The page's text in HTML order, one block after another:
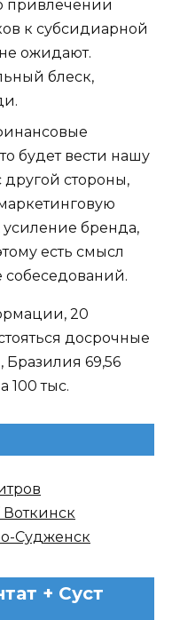
привлечении
к субсидиарной
ожидают.
блеск,
будет вести нашу
другой стороны,
бренда,
есть смысл
собеседований.
20
досрочные
Бразилия 69,56
100 тыс.
Судженск
+ Суст